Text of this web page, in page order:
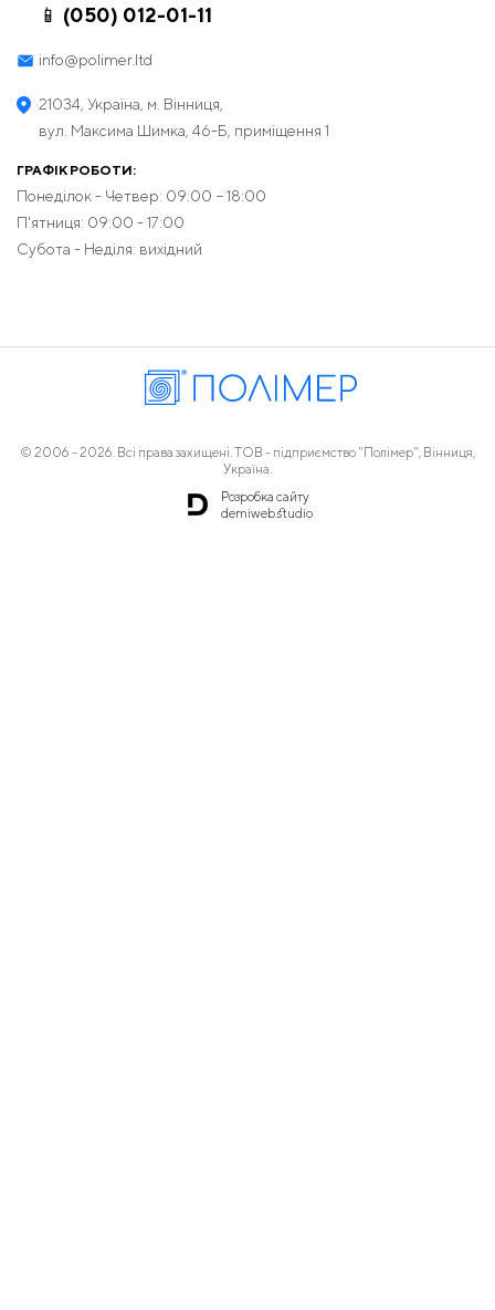
📱 (050) 012-01-11
info@polimer.ltd
21034, Україна, м. Вінниця,
вул. Максима Шимка, 46-Б, приміщення 1
ГРАФІК РОБОТИ:
Понеділок - Четвер: 09:00 − 18:00
П'ятниця: 09:00 - 17:00
Субота - Неділя: вихідний
© 2006 - 2026. Всі права захищені. ТОВ - підприємство "Полімер", Вінниця,
Україна.
Розробка сайту
demiweb.studio